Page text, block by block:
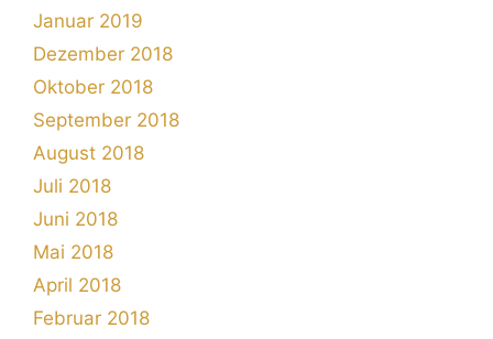
Januar 2019
Dezember 2018
Oktober 2018
September 2018
August 2018
Juli 2018
Juni 2018
Mai 2018
April 2018
Februar 2018